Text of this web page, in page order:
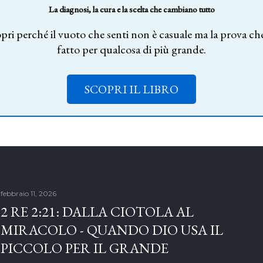
La diagnosi, la cura e la scelta che cambiano tutto
perché il vuoto che senti non è casuale ma la prova
fatto per qualcosa di più grande.
SCOPRI IL LIBRO
febbraio 11, 2026
2 RE 2:21: DALLA CIOTOLA AL
MIRACOLO - QUANDO DIO USA IL
PICCOLO PER IL GRANDE